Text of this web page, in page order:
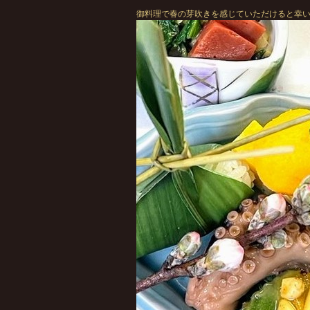
御料理で春の芽吹きを感じていただけると幸